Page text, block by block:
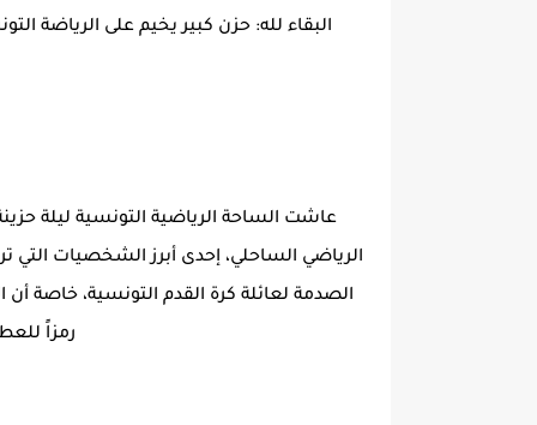
البقاء لله: حزن كبير يخيم على الرياضة
عاشت الساحة الرياضية التونسية ليلة
الرياضي الساحلي، إحدى أبرز الشخصيات التي
الصدمة لعائلة كرة القدم التونسية، خاصة
رمزاً